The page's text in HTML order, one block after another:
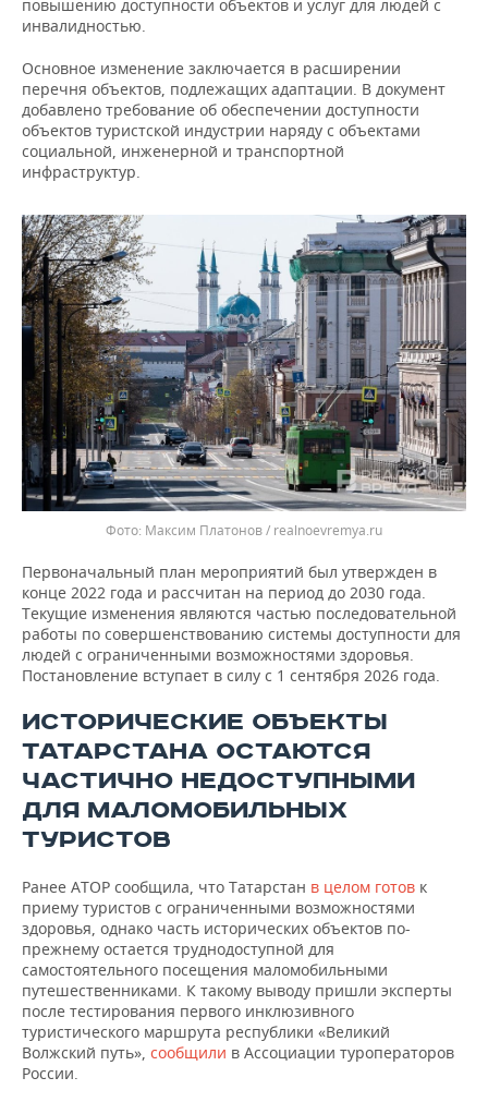
повышению доступности объектов и услуг для людей с
инвалидностью.
Основное изменение заключается в расширении
перечня объектов, подлежащих адаптации. В документ
добавлено требование об обеспечении доступности
объектов туристской индустрии наряду с объектами
социальной, инженерной и транспортной
инфраструктур.
Максим Платонов / realnoevremya.ru
Первоначальный план мероприятий был утвержден в
конце 2022 года и рассчитан на период до 2030 года.
Текущие изменения являются частью последовательной
работы по совершенствованию системы доступности для
людей с ограниченными возможностями здоровья.
Постановление вступает в силу с 1 сентября 2026 года.
ИСТОРИЧЕСКИЕ ОБЪЕКТЫ
ТАТАРСТАНА ОСТАЮТСЯ
ЧАСТИЧНО НЕДОСТУПНЫМИ
ДЛЯ МАЛОМОБИЛЬНЫХ
ТУРИСТОВ
Ранее АТОР сообщила, что Татарстан в целом готов к
приему туристов с ограниченными возможностями
здоровья, однако часть исторических объектов по-
прежнему остается труднодоступной для
самостоятельного посещения маломобильными
путешественниками. К такому выводу пришли эксперты
после тестирования первого инклюзивного
туристического маршрута республики «Великий
Волжский путь», сообщили в Ассоциации туроператоров
России.